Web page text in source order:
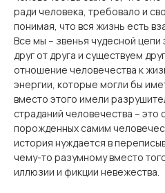
ради человека, требовало и
понимая, что вся жизнь есть
Все мы – звенья чудесной
друг от друга и существуем
отношение человечества к
энергии, которые могли бы
вместо этого имели
страданий человечества – это
порожденных самим
история нуждается в
чему-то разумному вместо
иллюзии и фикции невежества.